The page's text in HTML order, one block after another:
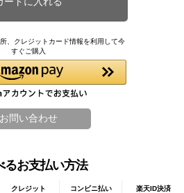
、クレジットカード情報を利用して今
すぐご購入
るお支払い方法
クレジット コンビニ払い 楽天ID決済